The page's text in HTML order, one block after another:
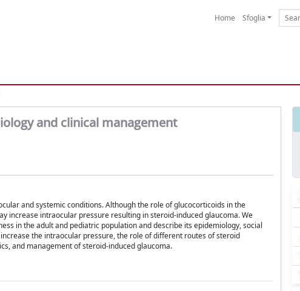
Home Sfoglia
and clinical management
and systemic conditions. Although the role of glucocorticoids in the
increase intraocular pressure resulting in steroid-induced glaucoma. We
in the adult and pediatric population and describe its epidemiology, social
the intraocular pressure, the role of different routes of steroid
and management of steroid-induced glaucoma.